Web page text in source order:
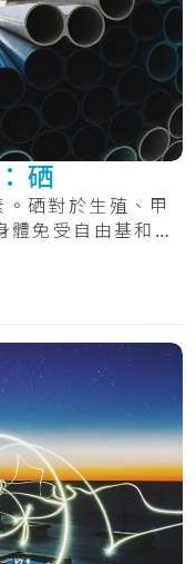
硒
硒對於生殖、甲
體免受自由基和